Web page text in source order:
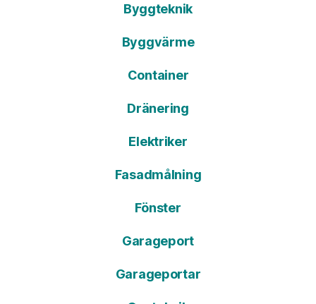
Byggteknik
Byggvärme
Container
Dränering
Elektriker
Fasadmålning
Fönster
Garageport
Garageportar